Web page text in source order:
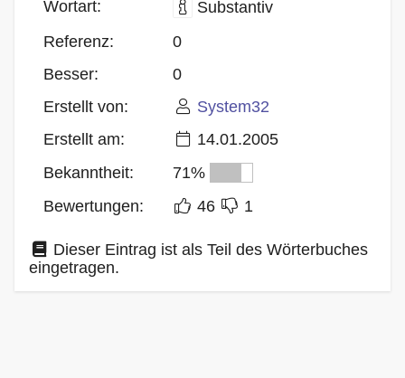
Blog
Wortart:
Substantiv
Referenz:
0
Besser:
0
Erstellt von:
System32
Erstellt am:
14.01.2005
Bekanntheit:
71%
Bewertungen:
46 1
Dieser Eintrag ist als Teil des Wörterbuches
eingetragen.